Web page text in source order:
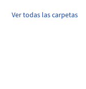
Ver todas las carpetas